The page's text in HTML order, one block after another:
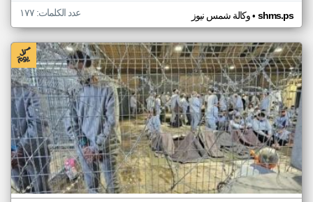
وكالة شمس نيوز• shms.ps عدد الكلمات: ١٧٧